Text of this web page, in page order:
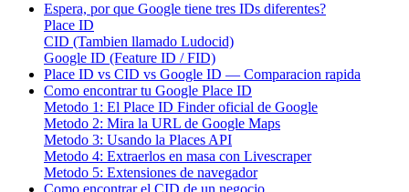
Espera, por que Google tiene tres IDs diferentes?
Place ID
CID (Tambien llamado Ludocid)
Google ID (Feature ID / FID)
Place ID vs CID vs Google ID — Comparacion rapida
Como encontrar tu Google Place ID
Metodo 1: El Place ID Finder oficial de Google
Metodo 2: Mira la URL de Google Maps
Metodo 3: Usando la Places API
Metodo 4: Extraerlos en masa con Livescraper
Metodo 5: Extensiones de navegador